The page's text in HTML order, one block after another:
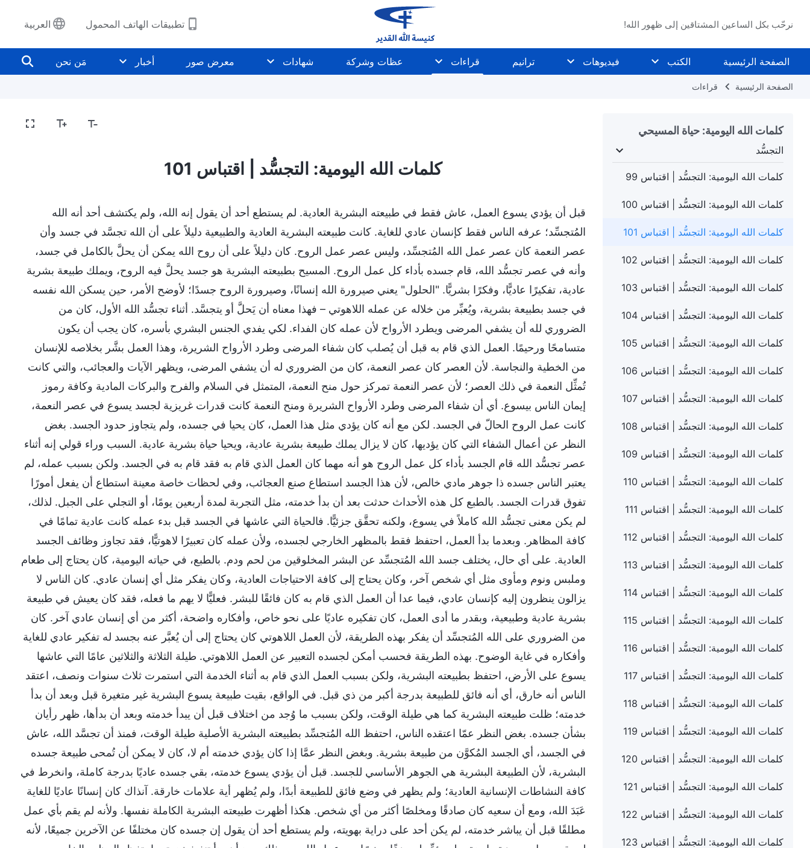
نرحّب بكل الساعين المشتاقين إلى ظهور الله! تطبيقات الهاتف المحمول العربية
الصفحة الرئيسية الكتب فيديوهات ترانيم قراءات عظات وشركة شهادات معرض صور أخبار مَن نحن
الصفحة الرئيسية قراءات
كلمات الله اليومية: حياة المسيحي
التجسُّد
في الأيام الأخيرة التجسُّد معرفة عمل الله شخصية الله وما لديه وماهيته أسرار عن الكتاب المقدَّس كشف المفاهيم الدينية
كلمات الله اليومية: التجسُّد | اقتباس 99
كلمات الله اليومية: التجسُّد | اقتباس 100
كلمات الله اليومية: التجسُّد | اقتباس 101
كلمات الله اليومية: التجسُّد | اقتباس 102
كلمات الله اليومية: التجسُّد | اقتباس 103
كلمات الله اليومية: التجسُّد | اقتباس 104
كلمات الله اليومية: التجسُّد | اقتباس 105
كلمات الله اليومية: التجسُّد | اقتباس 106
كلمات الله اليومية: التجسُّد | اقتباس 107
كلمات الله اليومية: التجسُّد | اقتباس 108
كلمات الله اليومية: التجسُّد | اقتباس 109
كلمات الله اليومية: التجسُّد | اقتباس 110
كلمات الله اليومية: التجسُّد | اقتباس 111
كلمات الله اليومية: التجسُّد | اقتباس 112
كلمات الله اليومية: التجسُّد | اقتباس 113
كلمات الله اليومية: التجسُّد | اقتباس 114
كلمات الله اليومية: التجسُّد | اقتباس 115
كلمات الله اليومية: التجسُّد | اقتباس 116
كلمات الله اليومية: التجسُّد | اقتباس 117
كلمات الله اليومية: التجسُّد | اقتباس 118
كلمات الله اليومية: التجسُّد | اقتباس 119
كلمات الله اليومية: التجسُّد | اقتباس 120
كلمات الله اليومية: التجسُّد | اقتباس 121
كلمات الله اليومية: التجسُّد | اقتباس 122
كلمات الله اليومية: التجسُّد | اقتباس 123
كلمات الله اليومية: التجسُّد | اقتباس 101
قبل أن يؤدي يسوع العمل، عاش فقط في طبيعته البشرية العادية. لم يستطع أحد أن يقول إنه الله، ولم يكتشف أحد أنه الله
المُتجسِّد؛ عرفه الناس فقط كإنسان عادي للغاية. كانت طبيعته البشرية العادية والطبيعية دليلاً على أن الله تجسَّد في جسد وأن
عصر النعمة كان عصر عمل الله المُتجسِّد، وليس عصر عمل الروح. كان دليلاً على أن روح الله يمكن أن يحلَّ بالكامل في جسد،
وأنه في عصر تجسُّد الله، قام جسده بأداء كل عمل الروح. المسيح بطبيعته البشرية هو جسد يحلَّ فيه الروح، ويملك طبيعة بشرية
عادية، تفكيرًا عاديًّا، وفكرًا بشريًّا. "الحلول" يعني صيرورة الله إنسانًا، وصيرورة الروح جسدًا؛ لأوضح الأمر، حين يسكن الله نفسه
في جسد بطبيعة بشرية، ويُعبِّر من خلاله عن عمله اللاهوتي – فهذا معناه أن يَحلَّ أو يتجسَّد. أثناء تجسُّد الله الأول، كان من
الضروري لله أن يشفي المرضى ويطرد الأرواح لأن عمله كان الفداء. لكي يفدي الجنس البشري بأسره، كان يجب أن يكون
متسامحًا ورحيمًا. العمل الذي قام به قبل أن يُصلب كان شفاء المرضى وطرد الأرواح الشريرة، وهذا العمل بشَّر بخلاصه للإنسان
من الخطية والنجاسة. لأن العصر كان عصر النعمة، كان من الضروري له أن يشفي المرضى، ويظهر الآيات والعجائب، والتي كانت
تُمثِّل النعمة في ذلك العصر؛ لأن عصر النعمة تمركز حول منح النعمة، المتمثل في السلام والفرح والبركات المادية وكافة رموز
إيمان الناس بيسوع. أي أن شفاء المرضى وطرد الأرواح الشريرة ومنح النعمة كانت قدرات غريزية لجسد يسوع في عصر النعمة،
كانت عمل الروح الحالّ في الجسد. لكن مع أنه كان يؤدي مثل هذا العمل، كان يحيا في جسده، ولم يتجاوز حدود الجسد. بغض
النظر عن أعمال الشفاء التي كان يؤديها، كان لا يزال يملك طبيعة بشرية عادية، ويحيا حياة بشرية عادية. السبب وراء قولي إنه أثناء
عصر تجسُّد الله قام الجسد بأداء كل عمل الروح هو أنه مهما كان العمل الذي قام به فقد قام به في الجسد. ولكن بسبب عمله، لم
يعتبر الناس جسده ذا جوهر مادي خالص، لأن هذا الجسد استطاع صنع العجائب، وفي لحظات خاصة معينة استطاع أن يفعل أمورًا
تفوق قدرات الجسد. بالطبع كل هذه الأحداث حدثت بعد أن بدأ خدمته، مثل التجربة لمدة أربعين يومًا، أو التجلي على الجبل. لذلك،
لم يكن معنى تجسُّد الله كاملاً في يسوع، ولكنه تحقَّق جزئيًّا. فالحياة التي عاشها في الجسد قبل بدء عمله كانت عادية تمامًا في
كافة المظاهر. وبعدما بدأ العمل، احتفظ فقط بالمظهر الخارجي لجسده، ولأن عمله كان تعبيرًا لاهوتيًّا، فقد تجاوز وظائف الجسد
العادية. على أي حال، يختلف جسد الله المُتجسِّد عن البشر المخلوقين من لحم ودم. بالطبع، في حياته اليومية، كان يحتاج إلى طعام
وملبس ونوم ومأوى مثل أي شخص آخر، وكان يحتاج إلى كافة الاحتياجات العادية، وكان يفكر مثل أي إنسان عادي. كان الناس لا
يزالون ينظرون إليه كإنسان عادي، فيما عدا أن العمل الذي قام به كان فائقًا للبشر. فعليًّا لا يهم ما فعله، فقد كان يعيش في طبيعة
بشرية عادية وطبيعية، وبقدر ما أدى العمل، كان تفكيره عاديًا على نحو خاص، وأفكاره واضحة، أكثر من أي إنسان عادي آخر. كان
من الضروري على الله المُتجسِّد أن يفكر بهذه الطريقة، لأن العمل اللاهوتي كان يحتاج إلى أن يُعبَّر عنه بجسد له تفكير عادي للغاية
وأفكاره في غاية الوضوح. بهذه الطريقة فحسب أمكن لجسده التعبير عن العمل اللاهوتي. طيلة الثلاثة والثلاثين عامًا التي عاشها
يسوع على الأرض، احتفظ بطبيعته البشرية، ولكن بسبب العمل الذي قام به أثناء الخدمة التي استمرت ثلاث سنوات ونصف، اعتقد
الناس أنه خارق، أي أنه فائق للطبيعة بدرجة أكبر من ذي قبل. في الواقع، بقيت طبيعة يسوع البشرية غير متغيرة قبل وبعد أن بدأ
خدمته؛ ظلت طبيعته البشرية كما هي طيلة الوقت، ولكن بسبب ما وُجد من اختلاف قبل أن يبدأ خدمته وبعد أن بدأها، ظهر رأيان
بشأن جسده. بغض النظر عمّا اعتقده الناس، احتفظ الله المُتجسِّد بطبيعته البشرية الأصلية طيلة الوقت، فمنذ أن تجسَّد الله، عاش
في الجسد، أي الجسد المُكوَّن من طبيعة بشرية. وبغض النظر عمَّا إذا كان يؤدي خدمته أم لا، كان لا يمكن أن تُمحى طبيعة جسده
البشرية، لأن الطبيعة البشرية هي الجوهر الأساسي للجسد. قبل أن يؤدي يسوع خدمته، بقي جسده عاديًا بدرجة كاملة، وانخرط في
كافة النشاطات الإنسانية العادية؛ ولم يظهر في وضع فائق للطبيعة أبدًا، ولم يُظهر أية علامات خارقة. آنذاك كان إنسانًا عاديًا للغاية
عَبَدَ الله، ومع أن سعيه كان صادقًا ومخلصًا أكثر من أي شخص. هكذا أظهرت طبيعته البشرية الكاملة نفسها. ولأنه لم يقم بأي عمل
مطلقًا قبل أن يباشر خدمته، لم يكن أحد على دراية بهويته، ولم يستطع أحد أن يقول إن جسده كان مختلفًا عن الآخرين جميعًا، لأنه